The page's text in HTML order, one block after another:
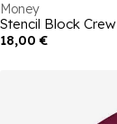
Money
Stencil Block Crew
18,00 €